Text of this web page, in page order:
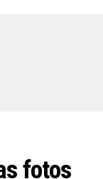
fotos